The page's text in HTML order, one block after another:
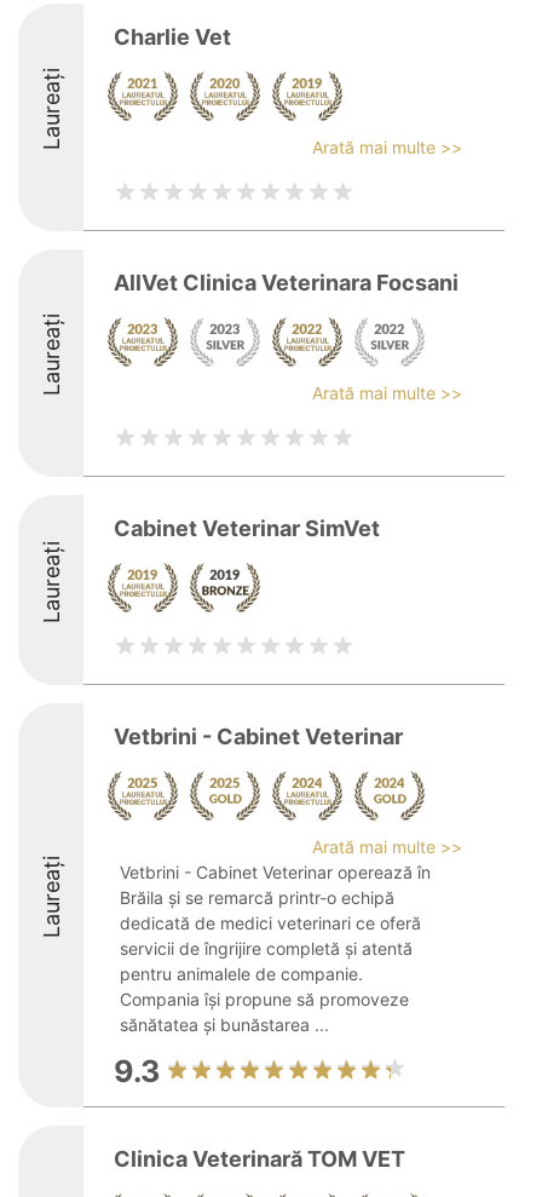
Laureați
Charlie Vet
Arată mai multe >>
Laureați
AllVet Clinica Veterinara Focsani
Arată mai multe >>
Laureați
Cabinet Veterinar SimVet
Laureați
Vetbrini - Cabinet Veterinar
Arată mai multe >>
Vetbrini - Cabinet Veterinar operează în
Brăila și se remarcă printr-o echipă
dedicată de medici veterinari ce oferă
servicii de îngrijire completă și atentă
pentru animalele de companie.
Compania își propune să promoveze
sănătatea și bunăstarea ...
9.3
Clinica Veterinară TOM VET